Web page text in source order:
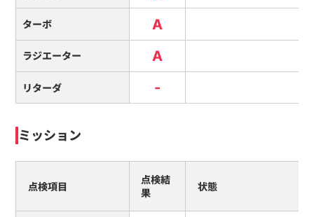
ターボ A
ラジエーター A
リターダ -
ミッション
点検項目
点検結
果
状態